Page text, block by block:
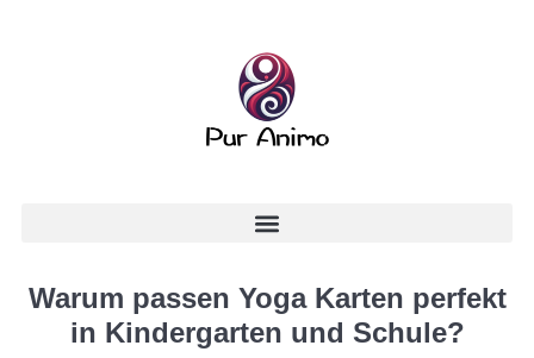
Warum passen Yoga Karten perfekt
in Kindergarten und Schule?